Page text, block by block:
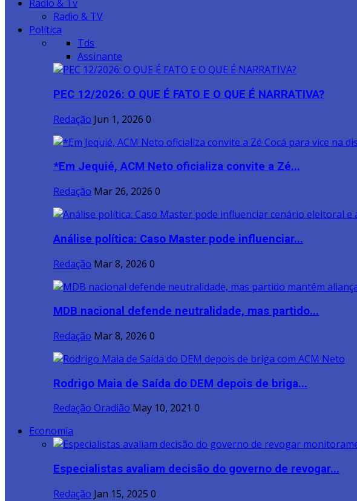
Radio & Tv
Radio & TV
Política
Tds
Assinante
PEC 12/2026: O QUE É FATO E O QUE É NARRATIVA?
Redação Jun 1, 2026 0
*Em Jequié, ACM Neto oficializa convite a Zé...
Redação Mar 26, 2026 0
Análise política: Caso Master pode influenciar...
Redação Mar 8, 2026 0
MDB nacional defende neutralidade, mas partido...
Redação Mar 8, 2026 0
Rodrigo Maia de Saída do DEM depois de briga...
Redação Oradião May 10, 2021 0
Economia
Especialistas avaliam decisão do governo de revogar...
Redação Jan 15, 2025 0